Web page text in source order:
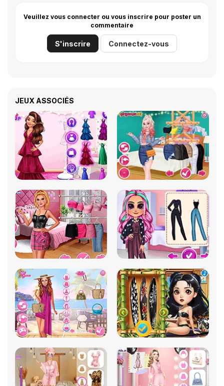
Veuillez vous connecter ou vous inscrire pour poster un
commentaire
S'inscrire Connectez-vous
JEUX ASSOCIÉS